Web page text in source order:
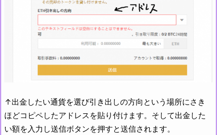
↑出金したい通貨を選び引き出しの方向という場所にさき
ほどコピペしたアドレスを貼り付けます。そして出金した
い額を入力し送信ボタンを押すと送信されます。